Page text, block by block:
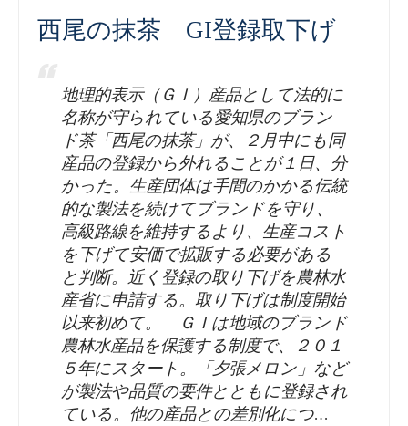
西尾の抹茶 GI登録取下げ
地理的表示（ＧＩ）産品として法的に
名称が守られている愛知県のブラン
ド茶「西尾の抹茶」が、２月中にも同
産品の登録から外れることが１日、分
かった。生産団体は手間のかかる伝統
的な製法を続けてブランドを守り、
高級路線を維持するより、生産コスト
を下げて安価で拡販する必要がある
と判断。近く登録の取り下げを農林水
産省に申請する。取り下げは制度開始
以来初めて。 ＧＩは地域のブランド
農林水産品を保護する制度で、２０１
５年にスタート。「夕張メロン」など
が製法や品質の要件とともに登録され
ている。他の産品との差別化につ…